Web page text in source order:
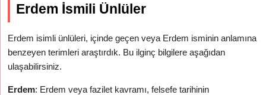
Erdem İsmili Ünlüler
Erdem isimli ünlüleri, içinde geçen veya Erdem isminin anlamına
benzeyen terimleri araştırdık. Bu ilginç bilgilere aşağıdan
ulaşabilirsiniz.
Erdem: Erdem veya fazilet kavramı, felsefe tarihinin